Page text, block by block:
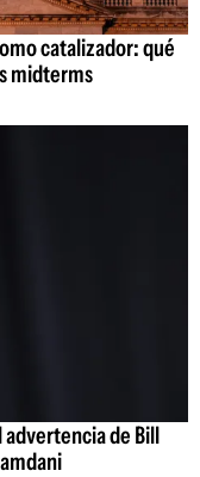
catalizador: qué
midterms
de Bill